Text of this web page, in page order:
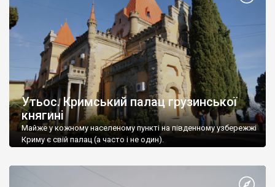
Утьос. Кримський палац грузинської
княгині
Майже у кожному населеному пункті на південному узбережжі
Криму є свій палац (а часто і не один).